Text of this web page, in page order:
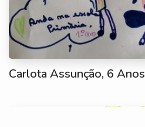
Carlota Assunção, 6 Anos